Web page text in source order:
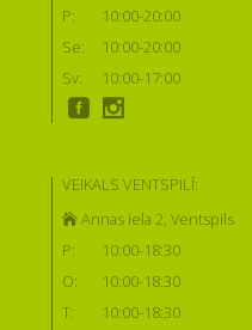
P:
10:00-20:00
Se:
10:00-20:00
Sv:
10:00-17:00
VEIKALS VENTSPILĪ:
Annas iela 2, Ventspils
P:
10:00-18:30
O:
10:00-18:30
T:
10:00-18:30